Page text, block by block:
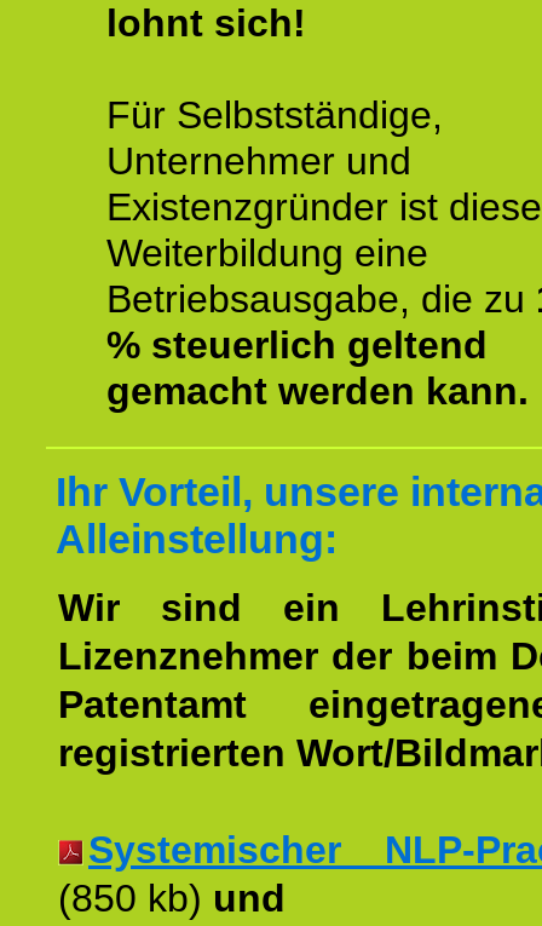
lohnt sich!
Für Selbstständige,
Unternehmer und
Existenzgründer ist diese
Weiterbildung eine
Betriebsausgabe, die zu
% steuerlich geltend
gemacht werden kann.
Ihr Vorteil, unsere
Alleinstellung:
Wir sind ein
Lizenznehmer der beim
Patentamt
registrierten Wort/
Systemischer NLP-
(850 kb) und